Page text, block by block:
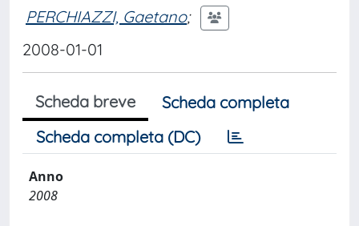
PERCHIAZZI, Gaetano;
2008-01-01
Scheda breve
Scheda completa
Scheda completa (DC)
Anno
2008